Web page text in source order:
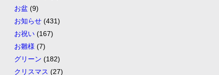
お盆 (9)
お知らせ(431)
お祝い(167)
お雛様 (7)
グリーン (182)
クリスマス (27)